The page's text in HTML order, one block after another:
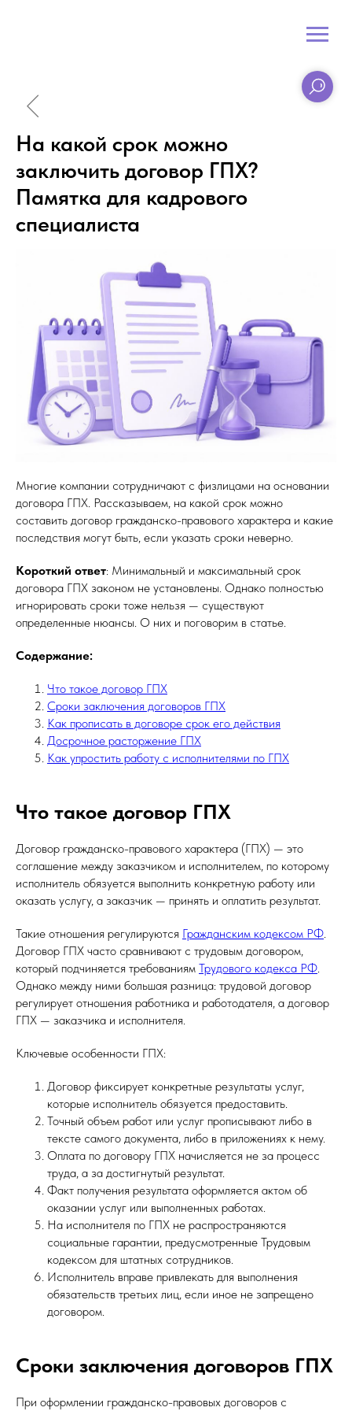
На какой срок можно
заключить договор ГПХ?
Памятка для кадрового
специалиста
Многие компании сотрудничают с физлицами на основании
договора ГПХ. Рассказываем, на какой срок можно
составить договор гражданско-правового характера и какие
последствия могут быть, если указать сроки неверно.
Короткий ответ: Минимальный и максимальный срок
договора ГПХ законом не установлены. Однако полностью
игнорировать сроки тоже нельзя — существуют
определенные нюансы. О них и поговорим в статье.
Содержание:
Что такое договор ГПХ
Сроки заключения договоров ГПХ
Как прописать в договоре срок его действия
Досрочное расторжение ГПХ
Как упростить работу с исполнителями по ГПХ
Что такое договор ГПХ
Договор гражданско-правового характера (ГПХ) — это
соглашение между заказчиком и исполнителем, по которому
исполнитель обязуется выполнить конкретную работу или
оказать услугу, а заказчик — принять и оплатить результат.
Такие отношения регулируются Гражданским кодексом РФ.
Договор ГПХ часто сравнивают с трудовым договором,
который подчиняется требованиям Трудового кодекса РФ.
Однако между ними большая разница: трудовой договор
регулирует отношения работника и работодателя, а договор
ГПХ — заказчика и исполнителя.
Ключевые особенности ГПХ:
Договор фиксирует конкретные результаты услуг,
которые исполнитель обязуется предоставить.
Точный объем работ или услуг прописывают либо в
тексте самого документа, либо в приложениях к нему.
Оплата по договору ГПХ начисляется не за процесс
труда, а за достигнутый результат.
Факт получения результата оформляется актом об
оказании услуг или выполненных работах.
На исполнителя по ГПХ не распространяются
социальные гарантии, предусмотренные Трудовым
кодексом для штатных сотрудников.
Исполнитель вправе привлекать для выполнения
обязательств третьих лиц, если иное не запрещено
договором.
Сроки заключения договоров ГПХ
При оформлении гражданско-правовых договоров с